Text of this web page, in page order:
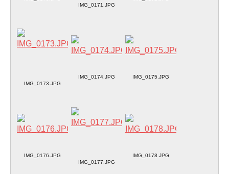
IMG_0171.JPG
IMG_0173.JPG
IMG_0174.JPG IMG_0175.JPG
IMG_0176.JPG
IMG_0177.JPG
IMG_0178.JPG